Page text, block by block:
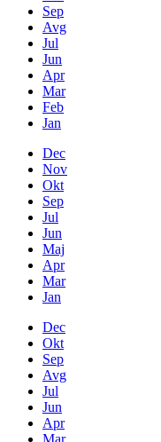
Sep
Avg
Jul
Jun
Apr
Mar
Feb
Jan
Dec
Nov
Okt
Sep
Jul
Jun
Maj
Apr
Mar
Jan
Dec
Okt
Sep
Avg
Jul
Jun
Apr
Mar